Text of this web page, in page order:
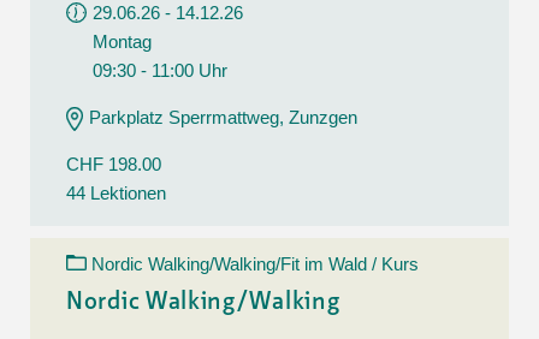
29.06.26 - 14.12.26
Montag
09:30 - 11:00 Uhr
Parkplatz Sperrmattweg, Zunzgen
CHF 198.00
44 Lektionen
Nordic Walking/Walking/Fit im Wald / Kurs
Nordic Walking/Walking